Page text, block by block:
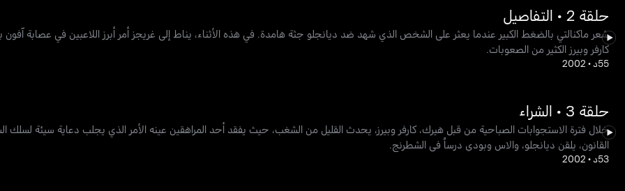
حلقة 2 • التفاصيل
شعر ماكنالتي بالضغط الكبير عندما يعثر على الشخص الذي شهد ضد ديانجلو جثة هامدة. في هذه الأثناء، يناط إلى غريجز أمر أبرز اللاعبين في عصابة آفون
كارفر وبيرز الكثير من الصعوبات.
55د •
2002
حلقة 3 • الشراء
خلال فترة الاستجوابات الصباحية من قبل هيرك، كارفر وبيرز، يحدث القليل من الشغب، حيث يفقد أحد المراهقين عينه الأمر الذي يجلب دعاية سيئة لسلك
القانون، يلقن ديانجلو، والاس وبودي درساُ في الشطرنج.
53د •
2002